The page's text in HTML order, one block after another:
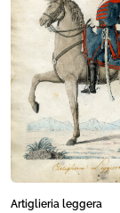
Artiglieria leggera